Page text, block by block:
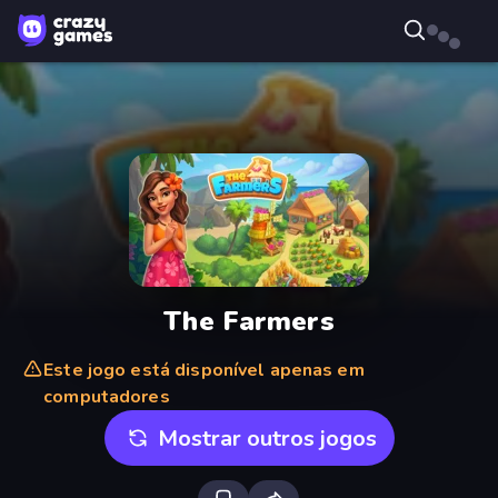
The Farmers
Este jogo está disponível apenas em
computadores
Mostrar outros jogos